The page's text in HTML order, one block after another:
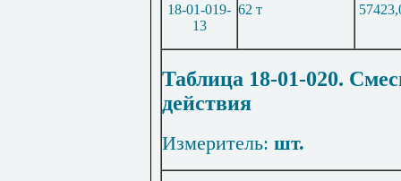
18-01-019-
13
62 т
Таблица 18-01-020.
действия
Измеритель: шт.